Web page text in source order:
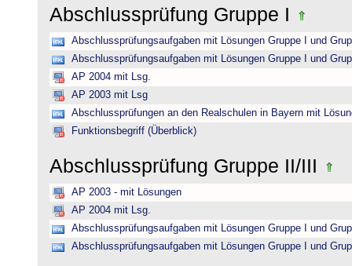
Abschlussprüfung Gruppe I
Abschlussprüfungsaufgaben mit Lösungen Gruppe I und
Abschlussprüfungsaufgaben mit Lösungen Gruppe I und
AP 2004 mit Lsg.
AP 2003 mit Lsg
Abschlussprüfungen an den Realschulen in Bayern mit
Funktionsbegriff (Überblick)
Abschlussprüfung Gruppe II/III
AP 2003 - mit Lösungen
AP 2004 mit Lsg.
Abschlussprüfungsaufgaben mit Lösungen Gruppe I und
Abschlussprüfungsaufgaben mit Lösungen Gruppe I und